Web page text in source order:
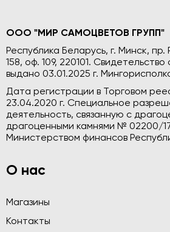
ООО "МИР САМОЦВЕТОВ ГРУПП"
Республика Беларусь, г. Минск, пр.
158, оф. 109, 220101.
выдано 03.01.2025 г.
Дата регистрации в Торговом
23.04.2020 г. Специальное
деятельность, связанную с
драгоценными камнями № 02200/
Министерством финансов
О нас
Магазины
Контакты